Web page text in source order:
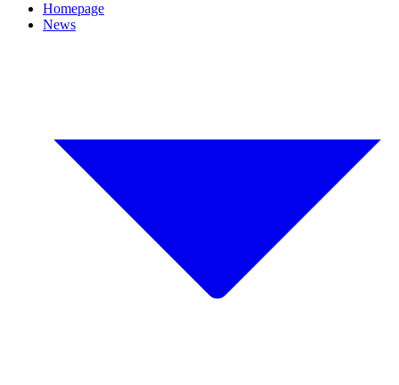
Homepage
News